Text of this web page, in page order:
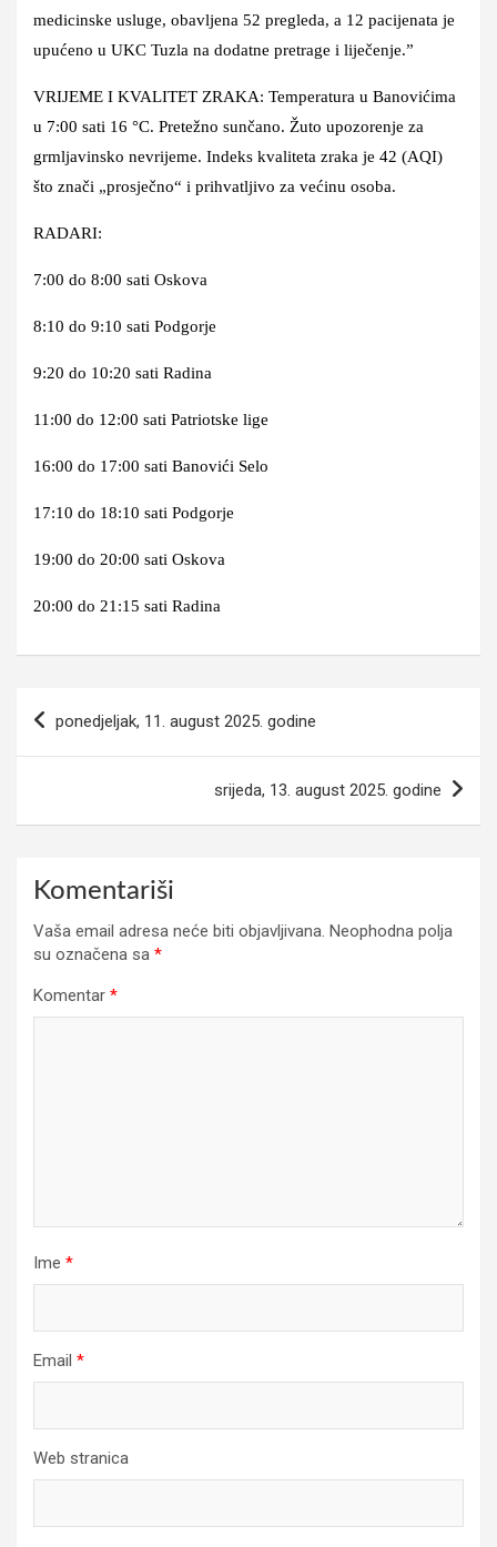
medicinske usluge, obavljena 52 pregleda, a 12 pacijenata je
upućeno u UKC Tuzla na dodatne pretrage i liječenje.”
VRIJEME I KVALITET ZRAKA: Temperatura u Banovićima
u 7:00 sati 16 °C. Pretežno sunčano. Žuto upozorenje za
grmljavinsko nevrijeme. Indeks kvaliteta zraka je 42 (AQI)
što znači „prosječno“ i prihvatljivo za većinu osoba.
RADARI:
7:00 do 8:00 sati Oskova
8:10 do 9:10 sati Podgorje
9:20 do 10:20 sati Radina
11:00 do 12:00 sati Patriotske lige
16:00 do 17:00 sati Banovići Selo
17:10 do 18:10 sati Podgorje
19:00 do 20:00 sati Oskova
20:00 do 21:15 sati Radina
članaka
ponedjeljak, 11. august 2025. godine
srijeda, 13. august 2025. godine
Komentariši
Vaša email adresa neće biti objavljivana. Neophodna polja
su označena sa *
Komentar *
Ime *
Email *
Web stranica